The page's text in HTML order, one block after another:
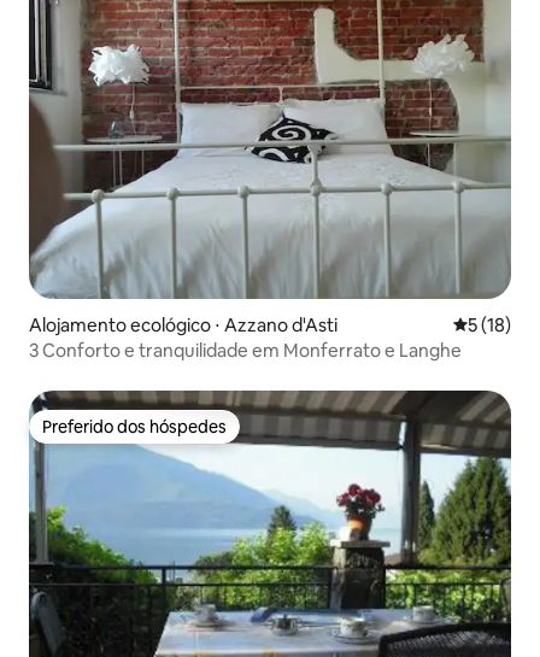
Alojamento ecológico ⋅ Azzano d'Asti 5 de uma
5 (18)
3 Conforto e tranquilidade em Monferrato e Langhe
Preferido dos hóspedes
Preferido dos hóspedes